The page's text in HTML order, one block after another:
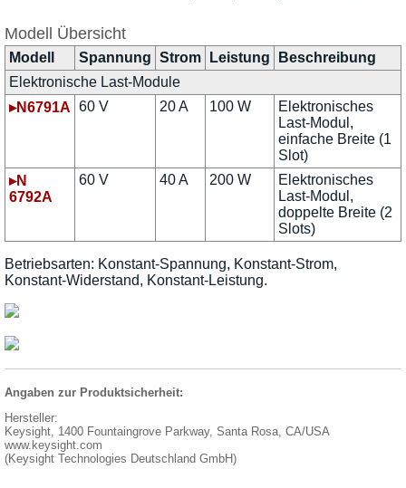
Modell Übersicht
Modell Spannung Strom Leistung
Beschreibung
Elektronische Last-Module
▸N6791A 60 V 20 A 100 W
Elektronisches
Last-Modul,
einfache Breite (1
Slot)
▸N
6792A
60 V 40 A 200 W
Elektronisches
Last-Modul,
doppelte Breite (2
Slots)
Betriebsarten: Konstant-Spannung, Konstant-Strom,
Konstant-Widerstand, Konstant-Leistung.
Angaben zur Produktsicherheit:
Hersteller:
Keysight, 1400 Fountaingrove Parkway, Santa Rosa, CA/USA
www.keysight.com
(Keysight Technologies Deutschland GmbH)